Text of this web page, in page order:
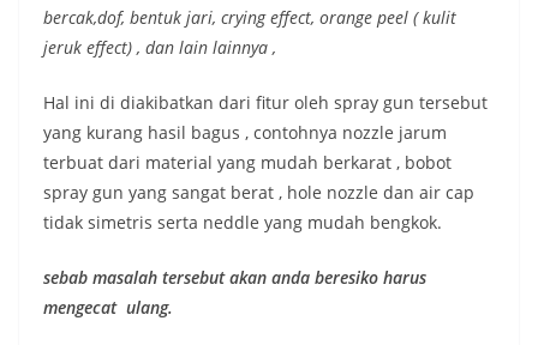
bercak,dof, bentuk jari, crying effect, orange peel ( kulit
jeruk effect) , dan lain lainnya ,
Hal ini di diakibatkan dari fitur oleh spray gun tersebut
yang kurang hasil bagus , contohnya nozzle jarum
terbuat dari material yang mudah berkarat , bobot
spray gun yang sangat berat , hole nozzle dan air cap
tidak simetris serta neddle yang mudah bengkok.
sebab masalah tersebut akan anda beresiko harus
mengecat ulang.